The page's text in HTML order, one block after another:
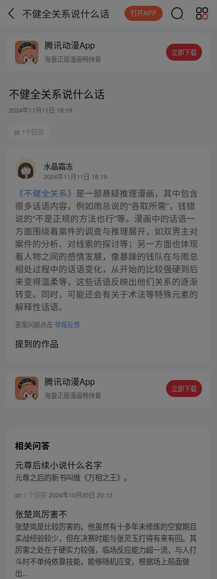
不健全关系说什么话 打开APP
腾讯动漫App
海量正版漫画畅快看
立即下载
不健全关系说什么话
2024年11月11日 18:19
1个回答
水晶霜冻
2024年11月11日 18:19
《不健全关系》 是一部悬疑推理漫画，其中包含
很多话语内容，例如雨总说的“各取所需”，钱错
说的“不是正规的方法也行”等。漫画中的话语一
方面围绕着案件的调查与推理展开，如双男主对
案件的分析、对线索的探讨等；另一方面也体现
着人物之间的感情发展，像暴躁的钱队在与雨总
相处过程中的话语变化，从开始的比较强硬到后
来变得温柔等，这些话语反映出他们关系的逐渐
转变。同时，可能还会有关于术法等特殊元素的
解释性话语。
答案问题点击 举报反馈
提到的作品
腾讯动漫App
海量正版漫画畅快看
立即下载
相关问答
元尊后续小说什么名字
元尊之后的新书叫做《万相之王》。
1 个回答 2024年10月20日 20:13
张楚岚厉害不
张楚岚是比较厉害的。他虽然有十多年未修炼的空窗期且
实战经验较少，但在决赛时能与张灵玉打得有来有回。其
厉害之处在于硬实力较强，临场反应能力超一流，与人打
斗时不单纯依靠技能，能够随机应变，根据场上局面做
出...